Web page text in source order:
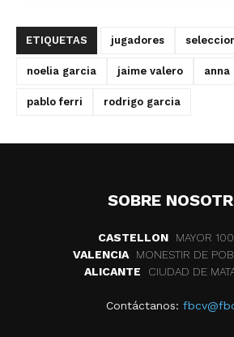
ETIQUETAS jugadores
noelia garcia jaime valero anna
pablo ferri rodrigo garcia
SOBRE
CASTELLON
MAYOR
VALENCIA
MONESTIR DE
ALICANTE
CIUDAD DE
Contáctanos: